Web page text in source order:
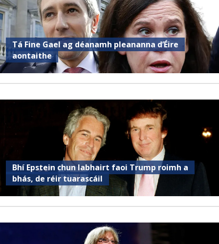
Tá Fine Gael ag déanamh pleananna d’Éire
aontaithe
Bhí Epstein chun labhairt faoi Trump roimh a
bhás, de réir tuarascáil